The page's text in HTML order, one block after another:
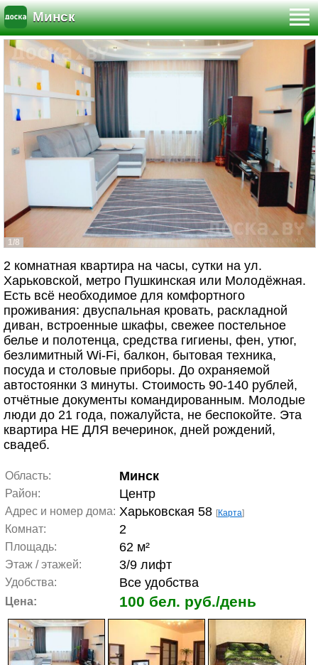
Минск
1/8
2 комнатная квартира на часы, сутки на ул.
Харьковской, метро Пушкинская или Молодёжная.
Есть всё необходимое для комфортного
проживания: двуспальная кровать, раскладной
диван, встроенные шкафы, свежее постельное
белье и полотенца, средства гигиены, фен, утюг,
безлимитный Wi-Fi, балкон, бытовая техника,
посуда и столовые приборы. До охраняемой
автостоянки 3 минуты. Стоимость 90-140 рублей,
отчётные документы командированным. Молодые
люди до 21 года, пожалуйста, не беспокойте. Эта
квартира НЕ ДЛЯ вечеринок, дней рождений,
свадеб.
Область: Минск
Район: Центр
Адрес и номер дома: Харьковская 58 [Карта]
Комнат: 2
Площадь: 62 м²
Этаж / этажей: 3/9 лифт
Удобства: Все удобства
Цена: 100 бел. руб./день